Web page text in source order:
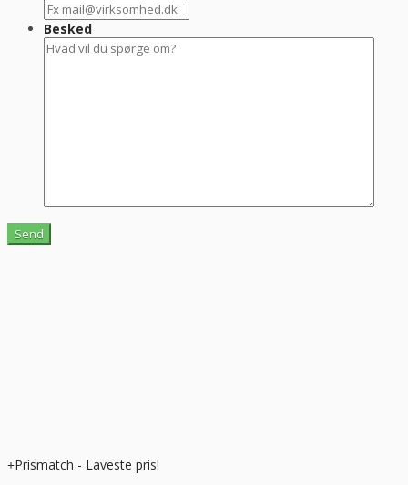
Besked
Prismatch - Laveste pris!